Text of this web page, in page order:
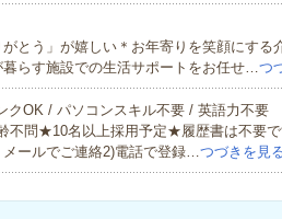
がとう」が嬉しい＊お年寄りを笑顔にする
暮らす施設での生活サポートをお任せ…つ
クOK / パソコンスキル不要 / 英語力不要
不問★10名以上採用予定★履歴書は不要
メールでご連絡2)電話で登録…つづきを見